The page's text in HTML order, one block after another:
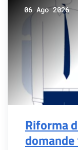
06 Ago 2026
Riforma